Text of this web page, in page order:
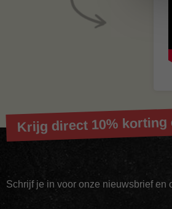
Krijg direct 10%
Schrijf je in voor onze nieuwsbrief en